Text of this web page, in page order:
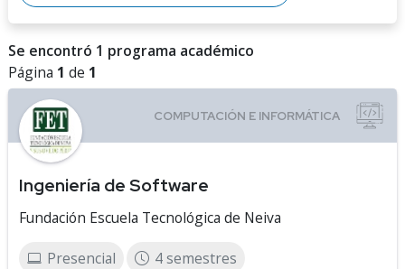
Se encontró 1 programa académico
Página 1 de 1
Ingeniería de Software
Fundación Escuela Tecnológica de Neiva
Presencial 4 semestres